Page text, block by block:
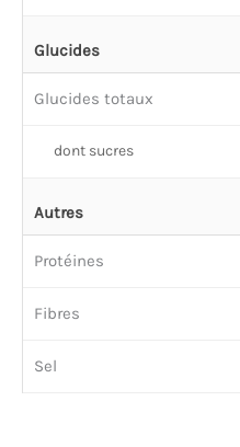
Glucides
Glucides totaux
dont sucres
Autres
Protéines
Fibres
Sel